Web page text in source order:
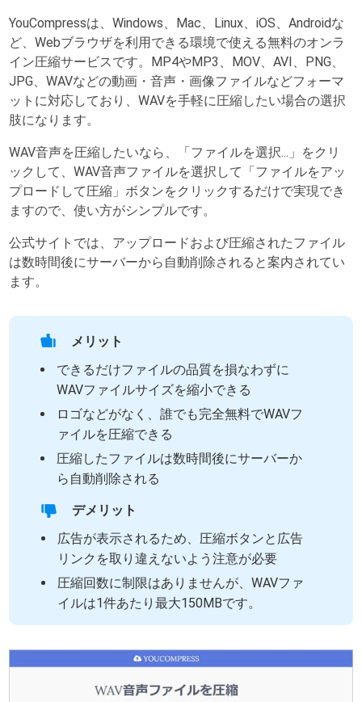
YouCompressは、Windows、Mac、Linux、iOS、Androidな
ど、Webブラウザを利用できる環境で使える無料のオンラ
イン圧縮サービスです。MP4やMP3、MOV、AVI、PNG、
JPG、WAVなどの動画・音声・画像ファイルなどフォーマ
ットに対応しており、WAVを手軽に圧縮したい場合の選択
肢になります。
WAV音声を圧縮したいなら、「ファイルを選択...」をクリ
ックして、WAV音声ファイルを選択して「ファイルをアッ
プロードして圧縮」ボタンをクリックするだけで実現でき
ますので、使い方がシンプルです。
公式サイトでは、アップロードおよび圧縮されたファイル
は数時間後にサーバーから自動削除されると案内されてい
ます。
メリット
できるだけファイルの品質を損なわずに
WAVファイルサイズを縮小できる
ロゴなどがなく、誰でも完全無料でWAVフ
ァイルを圧縮できる
圧縮したファイルは数時間後にサーバーか
ら自動削除される
デメリット
広告が表示されるため、圧縮ボタンと広告
リンクを取り違えないよう注意が必要
圧縮回数に制限はありませんが、WAVファ
イルは1件あたり最大150MBです。